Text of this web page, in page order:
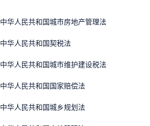
· 中华人民共和国城市房地产管理法
· 中华人民共和国契税法
· 中华人民共和国城市维护建设税法
· 中华人民共和国国家赔偿法
· 中华人民共和国城乡规划法